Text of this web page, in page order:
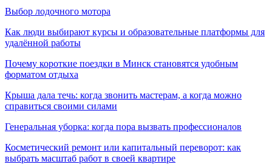
Выбор лодочного мотора
Как люди выбирают курсы и образовательные платформы для
удалённой работы
Почему короткие поездки в Минск становятся удобным
форматом отдыха
Крыша дала течь: когда звонить мастерам, а когда можно
справиться своими силами
Генеральная уборка: когда пора вызвать профессионалов
Косметический ремонт или капитальный переворот: как
выбрать масштаб работ в своей квартире